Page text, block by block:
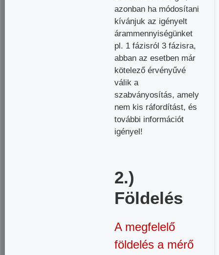
azonban ha módosítani
kívánjuk az igényelt
árammennyiségünket
pl. 1 fázisról 3 fázisra,
abban az esetben már
kötelező érvényűvé
válik a
szabványosítás, amely
nem kis ráfordítást, és
további információt
igényel!
2.)
Földelés
A megfelelő
földelés a mérő